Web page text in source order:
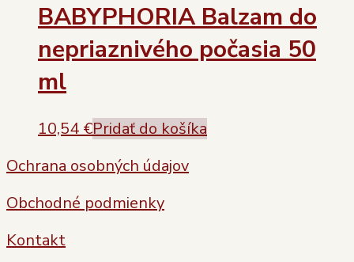
BABYPHORIA Balzam do
nepriaznivého počasia 50
ml
10,54 €Pridať do košíka
Ochrana osobných údajov
Obchodné podmienky
Kontakt